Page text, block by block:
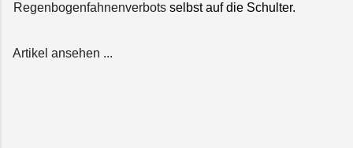
Regenbogenfahnenverbots selbst auf die Schulter.
Artikel ansehen ...